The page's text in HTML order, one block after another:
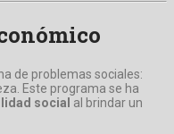
de problemas sociales:
Este programa se ha
social al brindar un